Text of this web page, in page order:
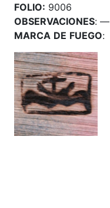
FOLIO: 9006
OBSERVACIONES: —
MARCA DE FUEGO: